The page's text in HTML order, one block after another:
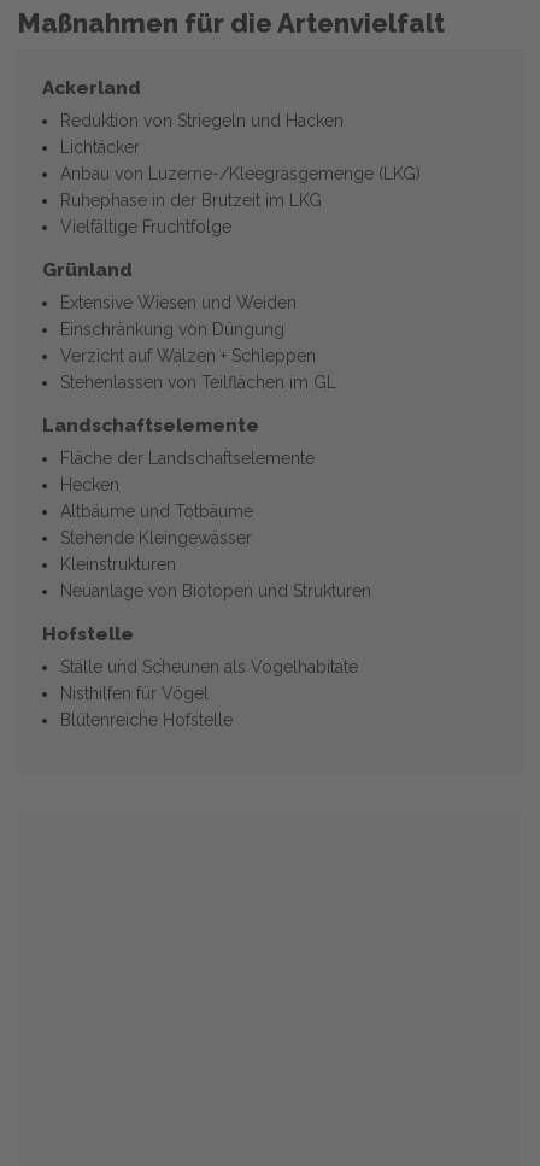
Maßnahmen für die Artenvielfalt
Ackerland
Reduktion von Striegeln und Hacken
Lichtäcker
Anbau von Luzerne-/Kleegrasgemenge (LKG)
Ruhephase in der Brutzeit im LKG
Vielfältige Fruchtfolge
Grünland
Extensive Wiesen und Weiden
Einschränkung von Düngung
Verzicht auf Walzen + Schleppen
Stehenlassen von Teilflächen im GL
Landschaftselemente
Fläche der Landschaftselemente
Hecken
Altbäume und Totbäume
Stehende Kleingewässer
Kleinstrukturen
Neuanlage von Biotopen und Strukturen
Hofstelle
Ställe und Scheunen als Vogelhabitate
Nisthilfen für Vögel
Blütenreiche Hofstelle